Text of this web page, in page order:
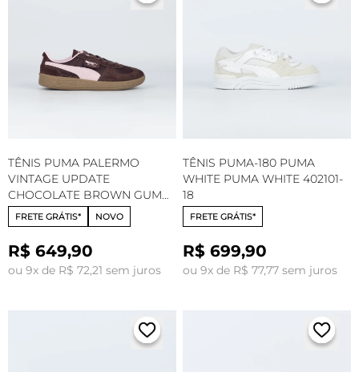
TÊNIS PUMA PALERMO
VINTAGE UPDATE
CHOCOLATE BROWN GUM
401364-05
FRETE GRÁTIS* NOVO
R$ 649,90
ou 9x de R$ 72,21 sem juros
TÊNIS PUMA-180 PUMA
WHITE PUMA WHITE 402101-
18
FRETE GRÁTIS*
R$ 699,90
ou 9x de R$ 77,77 sem juros